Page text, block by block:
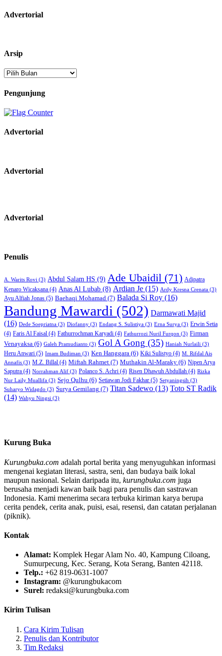
Advertorial
Arsip
Arsip
Pengunjung
Advertorial
Advertorial
Advertorial
Penulis
A. Warits Rovi (3) Abdul Salam HS (9) Ade Ubaidil (71) Adipatra
Kenaro Wicaksana (4) Anas Al Lubab (8) Ardian Je (15) Ardy Kresna Crenata (3)
Ayu Alfiah Jonas (5) Baehaqi Mohamad (7) Balada Si Roy (16)
Bandung Mawardi (502) Darmawati Majid
(16) Dede Soepriatna (3) Diofanny (3) Endang S. Sulistiya (3) Erna Surya (3) Erwin Setia
(4) Faris Al Faisal (4) Fathurrochman Karyadi (4) Fathurrozi Nuril Furqon (3) Firman
Venayaksa (6) Galeh Pramudianto (3) Gol A Gong (35) Haniah Nurlaili (3)
Heru Anwari (5) Imam Budiman (3) Ken Hanggara (6) Kiki Sulistyo (4) M. Rifdal Ais
Annafis (3) M.Z. Billal (4) Miftah Rahmet (7) Muthakin Al-Maraky (6) Nipen Arya
Saputra (4) Norrahman Alif (3) Polanco S. Achri (4) Risen Dhawuh Abdullah (4) Rizka
Nur Laily Muallifa (3) Sejo Qulhu (6) Setiawan Jodi Fakhar (5) Setyaningsih (3)
Suharyo Widagdo (3) Surya Gemilang (7) Titan Sadewo (13) Toto ST Radik
(14) Wahyu Ningsi (3)
Kurung Buka
Kurungbuka.com adalah portal berita yang menyuguhkan informasi
mengenai kegiatan literasi, sastra, seni, dan budaya baik lokal
maupun nasional. Selain daripada itu, kurungbuka.com juga
berusaha menjadi kawan baik bagi para penulis dan sastrawan
Indonesia. Kami menerima secara terbuka kiriman karya berupa
cerita pendek, cerita anak, puisi, esai, resensi, dan catatan perjalanan
(piknik).
Kontak
Alamat: Komplek Hegar Alam No. 40, Kampung Ciloang,
Sumurpecung, Kec. Serang, Kota Serang, Banten 42118.
Telp.: +62 819-0631-1007
Instagram: @kurungbukacom
Surel: redaksi@kurungbuka.com
Kirim Tulisan
Cara Kirim Tulisan
Penulis dan Kontributor
Tim Redaksi